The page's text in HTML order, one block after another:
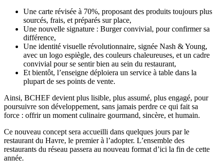
Une carte révisée à 70%, proposant des produits toujours plus
sourcés, frais, et préparés sur place,
Une nouvelle signature : Burger convivial, pour confirmer sa
différence,
Une identité visuelle révolutionnaire, signée Nash & Young,
avec un logo espiègle, des couleurs chaleureuses, et un cadre
convivial pour se sentir bien au sein du restaurant,
Et bientôt, l’enseigne déploiera un service à table dans la
plupart de ses points de vente.
Ainsi, BCHEF devient plus lisible, plus assumé, plus engagé, pour
poursuivre son développement, sans jamais perdre ce qui fait sa
force : offrir un moment culinaire gourmand, sincère, et humain.
Ce nouveau concept sera accueilli dans quelques jours par le
restaurant du Havre, le premier à l’adopter. L’ensemble des
restaurants du réseau passera au nouveau format d’ici la fin de cette
année.